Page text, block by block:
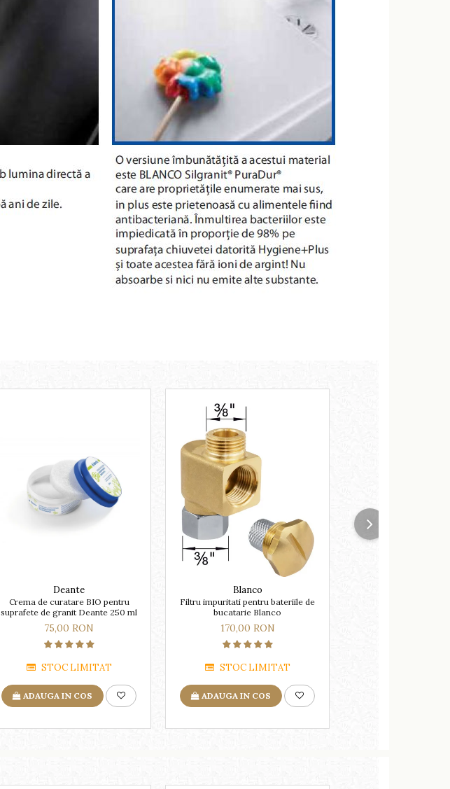
Deante
Crema de curatare BIO pentru
suprafete de granit Deante 250 ml
75,00 RON
STOC LIMITAT
ADAUGA IN COS
Blanco
Filtru impuritati pentru bateriile de
bucatarie Blanco
170,00 RON
STOC LIMITAT
ADAUGA IN COS